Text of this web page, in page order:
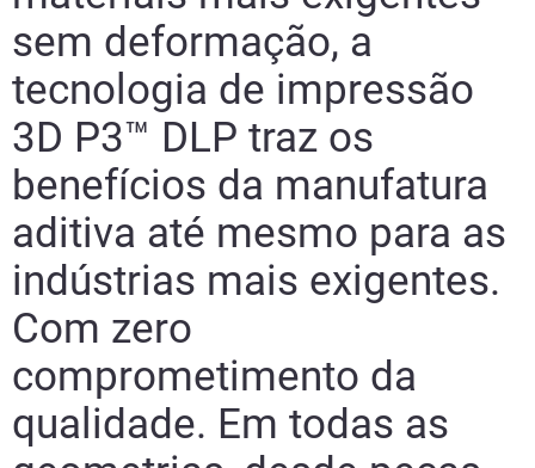
sem deformação, a
tecnologia de impressão
3D P3™ DLP traz os
benefícios da manufatura
aditiva até mesmo para as
indústrias mais exigentes.
Com zero
comprometimento da
qualidade. Em todas as